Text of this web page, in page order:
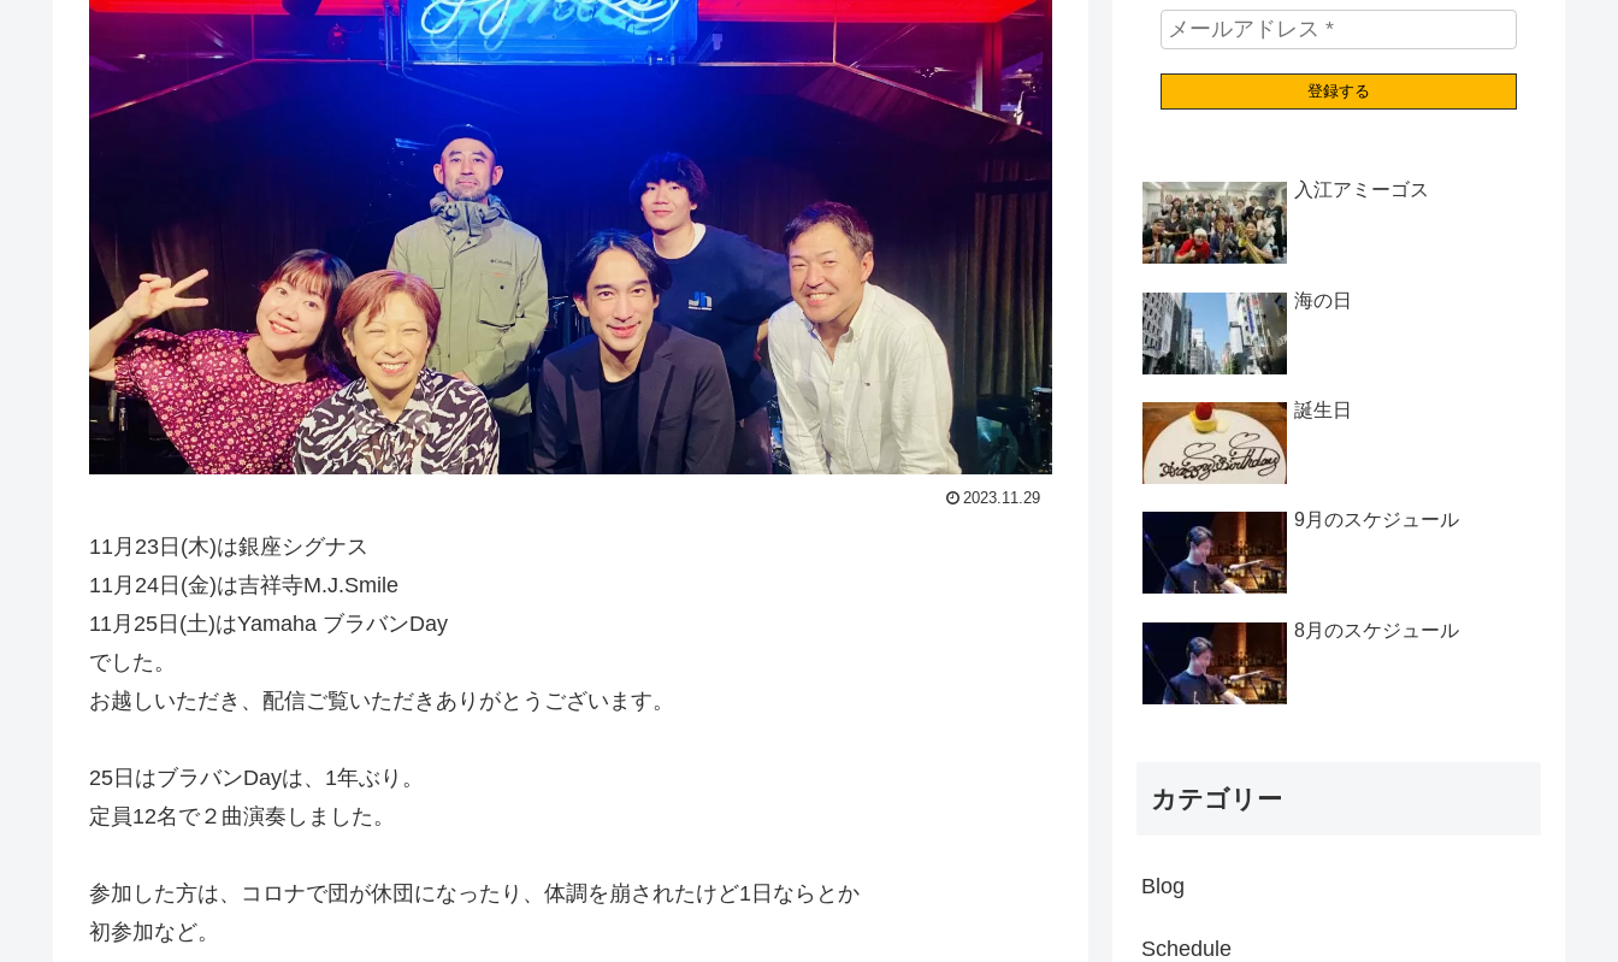
2023.11.29
11月23日(木)は銀座シグナス
11月24日(金)は吉祥寺M.J.Smile
11月25日(土)はYamaha ブラバンDay
でした。
お越しいただき、配信ご覧いただきありがとうございます。
25日はブラバンDayは、1年ぶり。
定員12名で２曲演奏しました。
参加した方は、コロナで団が休団になったり、体調を崩されたけど1日ならとか
初参加など。
入江アミーゴス
海の日
誕生日
9月のスケジュール
8月のスケジュール
カテゴリー
Blog
Schedule